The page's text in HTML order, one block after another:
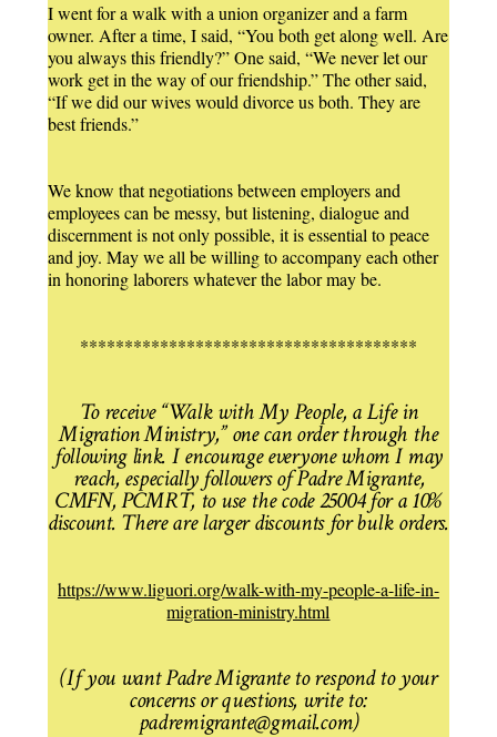
I went for a walk with a union organizer and a farm
owner. After a time, I said, “You both get along well. Are
you always this friendly?” One said, “We never let our
work get in the way of our friendship.” The other said,
“If we did our wives would divorce us both. They are
best friends.”
We know that negotiations between employers and
employees can be messy, but listening, dialogue and
discernment is not only possible, it is essential to peace
and joy. May we all be willing to accompany each other
in honoring laborers whatever the labor may be.
**************************************
To receive “Walk with My People, a Life in
Migration Ministry,” one can order through the
following link. I encourage everyone whom I may
reach, especially followers of Padre Migrante,
CMFN, PCMRT, to use the code 25004 for a 10%
discount. There are larger discounts for bulk orders.
https://www.liguori.org/walk-with-my-people-a-life-in-
migration-ministry.html
(If you want Padre Migrante to respond to your
concerns or questions, write to:
padremigrante@gmail.com)